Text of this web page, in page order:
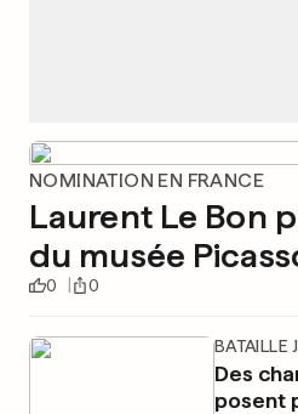
NOMINATION EN FRANCE
Laurent Le Bon
du musée
0 0
BATAILLE
Des
posent